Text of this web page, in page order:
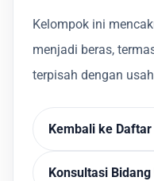
Kelompok ini
menjadi beras,
terpisah dengan
Kembali ke Daftar
Konsultasi Bidang